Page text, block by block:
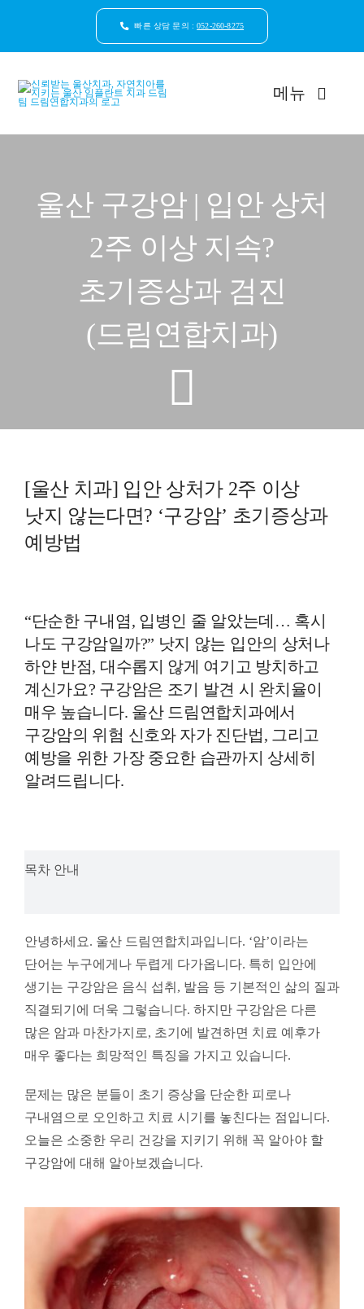
빠른 상담 문의 :052-260-8275
메뉴
환자안심케어
자연치아보존
임플란트
일반진료
상담예약
울산 구강암 | 입안 상처
2주 이상 지속?
초기증상과 검진
(드림연합치과)
[울산 치과] 입안 상처가 2주 이상
낫지 않는다면? ‘구강암’ 초기증상과
예방법
“단순한 구내염, 입병인 줄 알았는데… 혹시
나도 구강암일까?” 낫지 않는 입안의 상처나
하얀 반점, 대수롭지 않게 여기고 방치하고
계신가요? 구강암은 조기 발견 시 완치율이
매우 높습니다. 울산 드림연합치과에서
구강암의 위험 신호와 자가 진단법, 그리고
예방을 위한 가장 중요한 습관까지 상세히
알려드립니다.
목차 안내
안녕하세요. 울산 드림연합치과입니다. ‘암’이라는
단어는 누구에게나 두렵게 다가옵니다. 특히 입안에
생기는 구강암은 음식 섭취, 발음 등 기본적인 삶의 질과
직결되기에 더욱 그렇습니다. 하지만 구강암은 다른
많은 암과 마찬가지로, 초기에 발견하면 치료 예후가
매우 좋다는 희망적인 특징을 가지고 있습니다.
문제는 많은 분들이 초기 증상을 단순한 피로나
구내염으로 오인하고 치료 시기를 놓친다는 점입니다.
오늘은 소중한 우리 건강을 지키기 위해 꼭 알아야 할
구강암에 대해 알아보겠습니다.